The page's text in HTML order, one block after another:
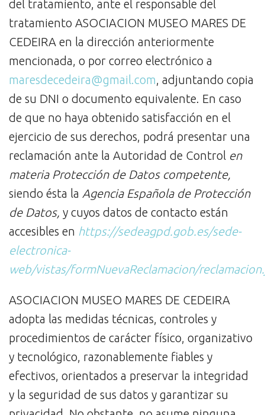
del tratamiento, ante el responsable del
tratamiento ASOCIACION MUSEO MARES DE
CEDEIRA en la dirección anteriormente
mencionada, o por correo electrónico a
maresdecedeira@gmail.com, adjuntando copia
de su DNI o documento equivalente. En caso
de que no haya obtenido satisfacción en el
ejercicio de sus derechos, podrá presentar una
reclamación ante la Autoridad de Control en
materia Protección de Datos competente,
siendo ésta la Agencia Española de Protección
de Datos, y cuyos datos de contacto están
accesibles en https://sedeagpd.gob.es/sede-
electronica-
web/vistas/formNuevaReclamacion/
ASOCIACION MUSEO MARES DE CEDEIRA
adopta las medidas técnicas, controles y
procedimientos de carácter físico, organizativo
y tecnológico, razonablemente fiables y
efectivos, orientados a preservar la integridad
y la seguridad de sus datos y garantizar su